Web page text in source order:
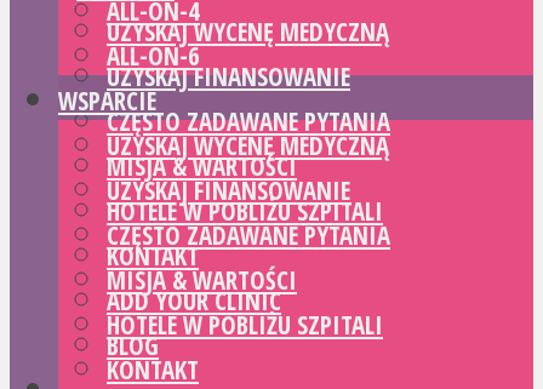
UZYSKAJ WYCENĘ MEDYCZNĄ
UZYSKAJ FINANSOWANIE
CZĘSTO ZADAWANE PYTANIA
MISJA & WARTOŚCI
HOTELE W POBLIŻU SZPITALI
KONTAKT
ADD YOUR CLINIC
BLOG
ALL-ON-4
ALL-ON-6
WSPARCIE
UZYSKAJ WYCENĘ MEDYCZNĄ
UZYSKAJ FINANSOWANIE
CZĘSTO ZADAWANE PYTANIA
MISJA & WARTOŚCI
HOTELE W POBLIŻU SZPITALI
KONTAKT